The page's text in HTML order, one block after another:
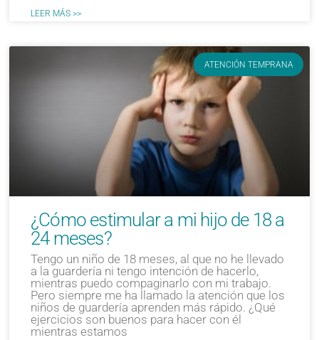
LEER MÁS >>
ATENCIÓN TEMPRANA
¿Cómo estimular a mi hijo de 18 a
24 meses?
Tengo un niño de 18 meses, al que no he llevado
a la guardería ni tengo intención de hacerlo,
mientras puedo compaginarlo con mi trabajo.
Pero siempre me ha llamado la atención que los
niños de guardería aprenden más rápido. ¿Qué
ejercicios son buenos para hacer con él
mientras estamos